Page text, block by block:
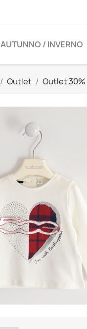
AUTUNNO / INVERNO
Outlet Outlet 30%